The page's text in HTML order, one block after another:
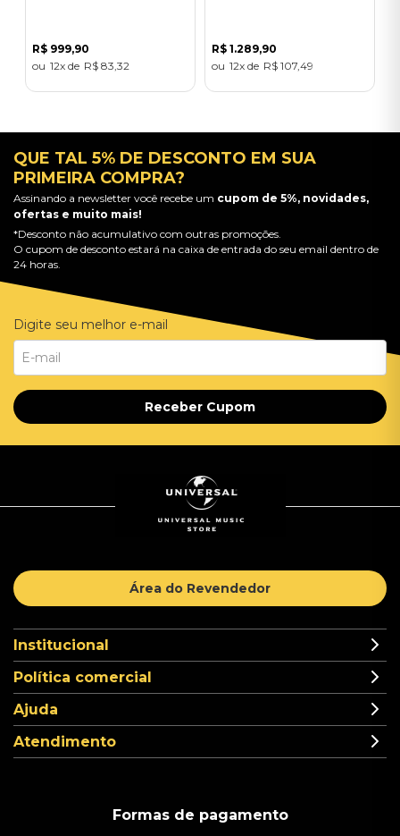
R$ 999,90
12
R$ 83 32
R$ 1.289,90
12
R$ 107 49
QUE TAL 5% DE DESCONTO EM SUA
PRIMEIRA COMPRA?
Assinando a newsletter você recebe um cupom de 5%, novidades,
ofertas e muito mais!
*Desconto não acumulativo com outras promoções.
O cupom de desconto estará na caixa de entrada do seu email dentro de
24 horas.
Digite seu melhor e-mail
Receber Cupom
Área do Revendedor
Institucional
Política comercial
Ajuda
Atendimento
Formas de pagamento